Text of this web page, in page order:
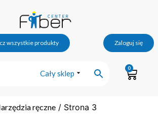
wszystkie produkty Zaloguj się
Cały sklep
0
ręczne / Strona 3